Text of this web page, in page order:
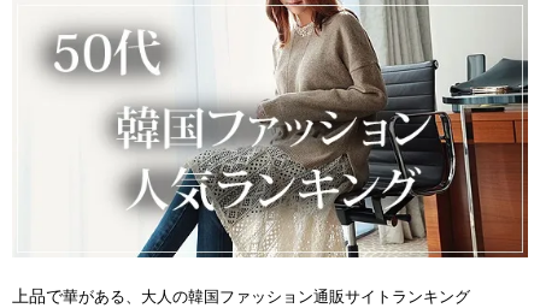
上品で華がある、大人の韓国ファッション通販サイトランキング